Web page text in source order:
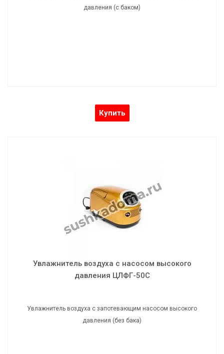
давления (с баком)
Купить
Увлажнитель воздуха с насосом высокого
давления ЦЛФГ-50С
Увлажнитель воздуха с запотевающим насосом высокого
давления (без бака)
Увлажнитель воздуха с запотевающим насосом высокого
давления (без бака)